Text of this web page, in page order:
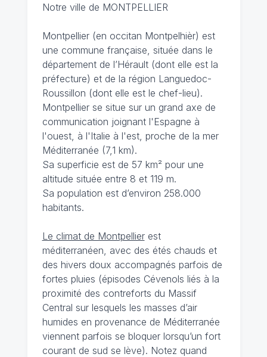
Notre ville de MONTPELLIER
Montpellier (en occitan Montpelhièr) est
une commune française, située dans le
département de l’Hérault (dont elle est la
préfecture) et de la région Languedoc-
Roussillon (dont elle est le chef-lieu).
Montpellier se situe sur un grand axe de
communication joignant l'Espagne à
l'ouest, à l'Italie à l'est, proche de la mer
Méditerranée (7,1 km).
Sa superficie est de 57 km² pour une
altitude située entre 8 et 119 m.
Sa population est d’environ 258.000
habitants.
Le climat de Montpellierest
méditerranéen, avec des étés chauds et
des hivers doux accompagnés parfois de
fortes pluies (épisodes Cévenols liés à la
proximité des contreforts du Massif
Central sur lesquels les masses d’air
humides en provenance de Méditerranée
viennent parfois se bloquer lorsqu’un fort
courant de sud se lève). Notez quand